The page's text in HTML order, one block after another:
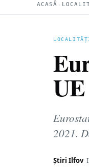
ACASĂ ›
UE
2021.
Știri Ilfov